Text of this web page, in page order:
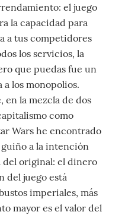
el juego
la capacidad para
a tus competidores
los servicios, la
que puedas fue un
los monopolios.
en la mezcla de dos
como
Wars he encontrado
a la intención
original: el dinero
del juego está
imperiales, más
mayor es el valor del